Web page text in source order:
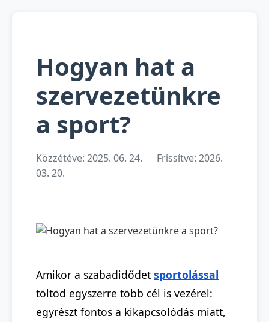
Hogyan hat a
szervezetünkre
a sport?
Közzétéve: 2025. 06. 24.
Frissítve: 2026.
03. 20.
Amikor a szabadidődet sportolással
töltöd egyszerre több cél is vezérel:
egyrészt fontos a kikapcsolódás miatt,